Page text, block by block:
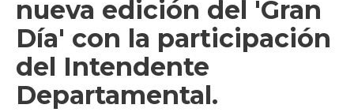
nueva edición del 'Gran
Día' con la participación
del Intendente
Departamental.